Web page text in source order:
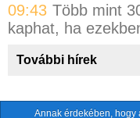
09:43 Több mint
kaphat, ha
További hírek
Annak érdekében, hogy